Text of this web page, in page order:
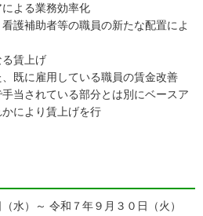
による業務効率化
補助者等の職員の新たな配置によ
る賃上げ
に雇用している職員の賃金改善
されている部分とは別にベースア
により賃上げを行
水）～ 令和７年９月３０日（火）